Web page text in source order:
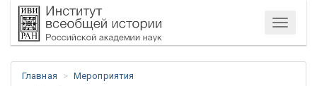
Меню
Главная
Мероприятия